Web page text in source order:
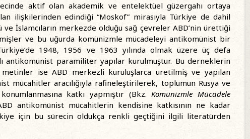
aktif olan akademik ve entelektüel güzergahı ortaya
ilişkilerinden edindiği “Moskof” mirasıyla Türkiye de dahil
İslamcıların merkezde olduğu sağ çevreler ABD’nin ürettiği
ve bu uğurda komünizmle mücadeleyi antikomünist bir
1948, 1956 ve 1963 yılında olmak üzere üç defa
antikomünist paramiliter yapılar kurulmuştur. Bu derneklerin
ise ABD merkezli kuruluşlarca üretilmiş ve yapılan
mücahitler aracılığıyla rafineleştirilerek, toplumun Rusya ve
katkı yapmıştır (Bkz.Komünizmle Mücadele
antikomünist mücahitlerin kendisine katkısının ne kadar
için bu sürecin oldukça renkli geçtiğini ilgili literatürden